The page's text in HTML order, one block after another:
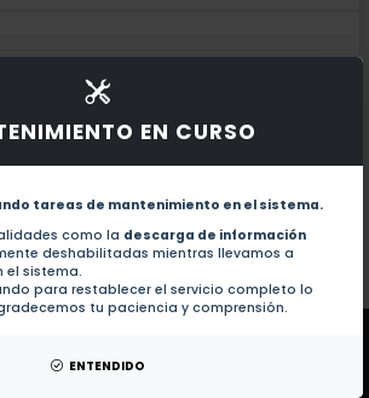
EN CURSO
tareas de mantenimiento en el sistema.
como la descarga de información
deshabilitadas mientras llevamos a
el sistema.
para restablecer el servicio completo lo
tu paciencia y comprensión.
ENTENDIDO
No hay tesis de este autor.
No hay patentes de este autor.